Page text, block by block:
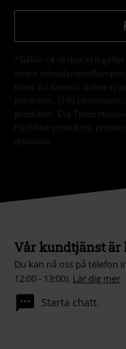
*Gäller i 4 veckor och
andra erbjudanden/
löses in i kassan. Gäller ej
produkter, (Till)
produkter, Die Toten
Fischfilet-produkter,
donation.
Vår kundtjänst är
Du kan nå oss på telefon
12:00 - 13:00). Lär dig mer
Starta chatt.